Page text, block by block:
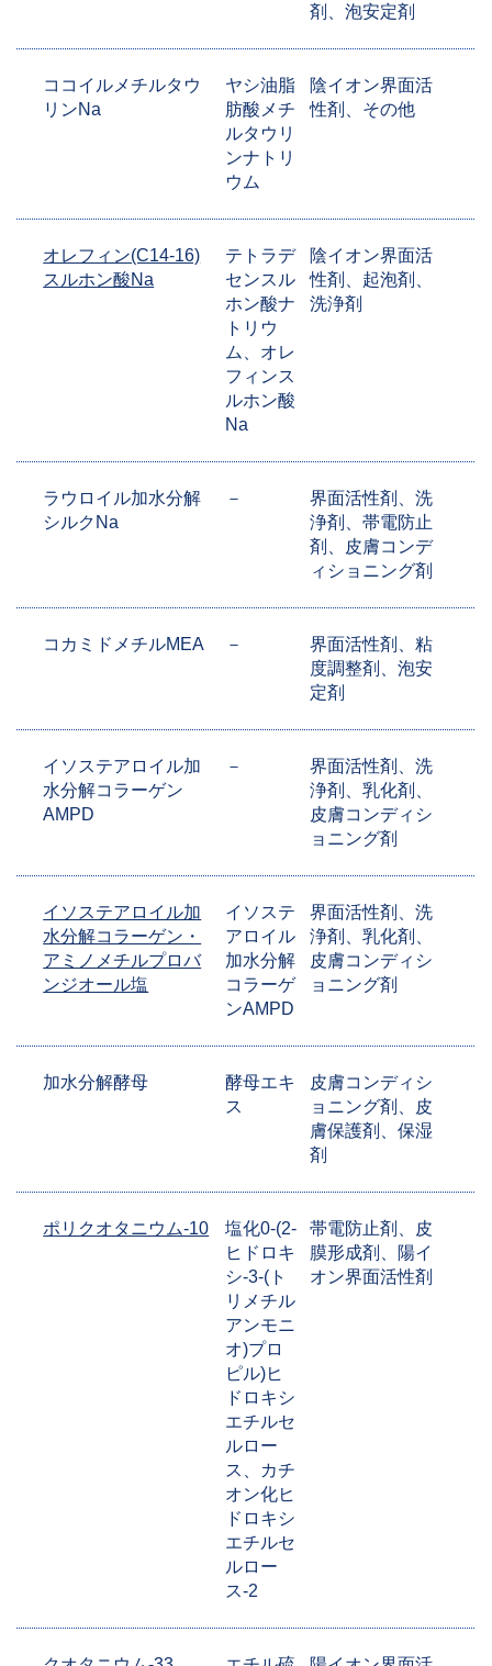
剤、泡安定剤
ココイルメチルタウ
リンNa
ヤシ油脂
肪酸メチ
ルタウリ
ンナトリ
ウム
陰イオン界面活
性剤、その他
オレフィン(C14-16)
スルホン酸Na
テトラデ
センスル
ホン酸ナ
トリウ
ム、オレ
フィンス
ルホン酸
Na
陰イオン界面活
性剤、起泡剤、
洗浄剤
ラウロイル加水分解
シルクNa
－
界面活性剤、洗
浄剤、帯電防止
剤、皮膚コンデ
ィショニング剤
コカミドメチルMEA －
界面活性剤、粘
度調整剤、泡安
定剤
イソステアロイル加
水分解コラーゲン
AMPD
－
界面活性剤、洗
浄剤、乳化剤、
皮膚コンディシ
ョニング剤
イソステアロイル加
水分解コラーゲン・
アミノメチルプロバ
ンジオール塩
イソステ
アロイル
加水分解
コラーゲ
ンAMPD
界面活性剤、洗
浄剤、乳化剤、
皮膚コンディシ
ョニング剤
加水分解酵母
酵母エキ
ス
皮膚コンディシ
ョニング剤、皮
膚保護剤、保湿
剤
ポリクオタニウム-10
塩化0-(2-
ヒドロキ
シ-3-(ト
リメチル
アンモニ
オ)プロ
ピル)ヒ
ドロキシ
エチルセ
ルロー
ス、カチ
オン化ヒ
ドロキシ
エチルセ
ルロー
ス-2
帯電防止剤、皮
膜形成剤、陽イ
オン界面活性剤